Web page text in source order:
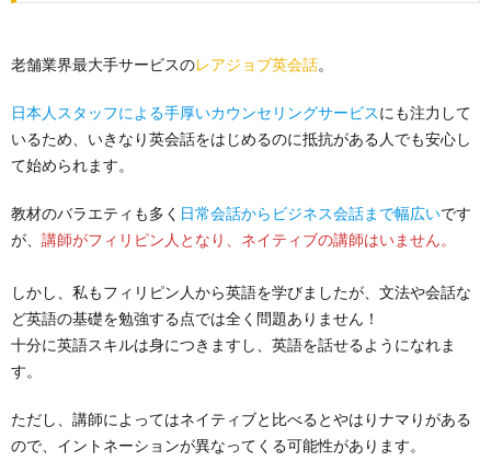
老舗業界最大手サービスのレアジョブ英会話。
日本人スタッフによる手厚いカウンセリングサービスにも注力して
いるため、いきなり英会話をはじめるのに抵抗がある人でも安心し
て始められます。
教材のバラエティも多く 日常会話からビジネス会話まで幅広いです
が、 講師がフィリピン人となり、ネイティブの講師はいません。
しかし、私もフィリピン人から英語を学びましたが、文法や会話な
ど英語の基礎を勉強する点では全く問題ありません！
十分に英語スキルは身につきますし、英語を話せるようになれま
す。
ただし、講師によってはネイティブと比べるとやはりナマりがある
ので、イントネーションが異なってくる可能性があります。